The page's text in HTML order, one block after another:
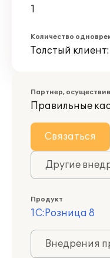
1
Количество
Толстый клиент:
Партнер,
Правильные
Связаться
Другие
Продукт
1С:Розница 8
Внедрения